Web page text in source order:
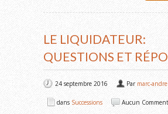
LE LIQUIDATEUR:
QUESTIONS ET
24 septembre 2016 Par marc-andre
dans Successions Aucun